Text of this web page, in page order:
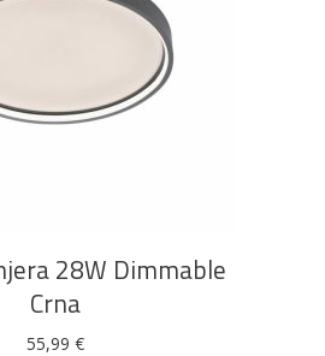
28W Dimmable
Crna
55,99 €